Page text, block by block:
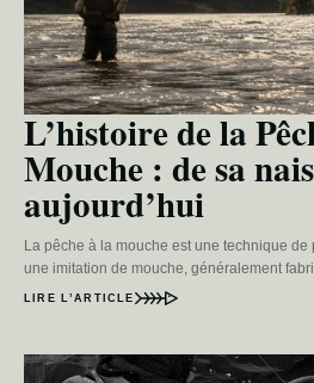
L’histoire de la
Mouche : de sa
aujourd’hui
La pêche à la mouche est une technique
une imitation de mouche, généralement
LIRE L’ARTICLE